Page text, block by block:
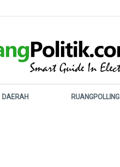
DAERAH RUANGPOLLING